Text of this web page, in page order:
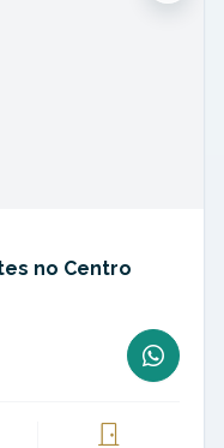
no Centro